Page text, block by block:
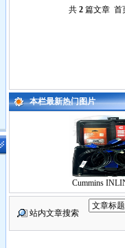
共 2篇文章 首
本栏最新热门图片
Cummins
站内文章搜索